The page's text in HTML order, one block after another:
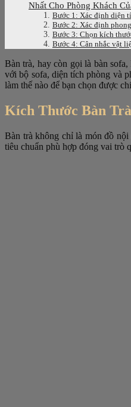
Nhất Cho Phòng Khách
Bước 1: Xác định diện
Bước 2: Xác định
Bước 3: Chọn kích
Bước 4: Cân nhắc vật
Bàn trà, hay còn gọi là bàn
với bộ sofa, diện tích phòng và
làm thế nào để bạn chọn được
Kích Thước Bàn
Bàn trà không chỉ là món đồ
tiêu chuẩn phù hợp đóng vai trò